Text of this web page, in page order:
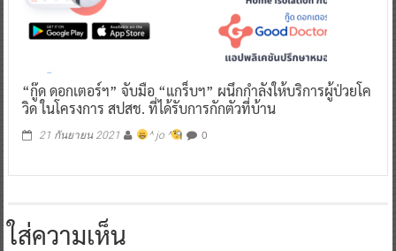
“กู๊ด ดอกเตอร์ฯ” จับมือ “แกร็บฯ” ผนึกกำลังให้บริการผู้ป่วยโค
วิด ในโครงการ สปสช. ที่ได้รับการกักตัวที่บ้าน
21 กันยายน 2021 ^ jo ^ 0
ใส่ความเห็น